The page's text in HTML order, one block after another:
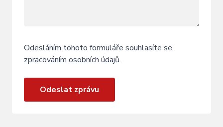
Odesláním tohoto formuláře souhlasíte se
zpracováním osobních údajů.
Odeslat zprávu